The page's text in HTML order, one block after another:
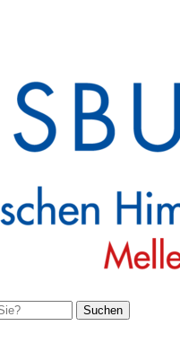
Suchen